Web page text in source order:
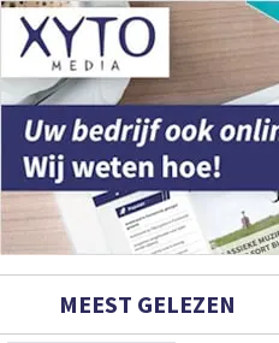
MEEST GELEZEN